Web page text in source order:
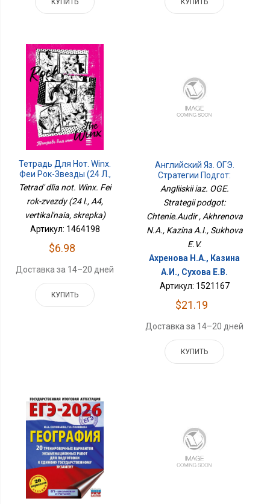
КУПИТЬ
Тетрадь Для Нот. Winx.
Феи Рок-Звезды (24 Л.,
А4, Вертикальная,
Tetrad' dlia not. Winx. Fei
rok-zvezdy (24 l., A4,
vertikal'naia, skrepka)
Артикул: 1464198
$6.98
Доставка за 14–20 дней
КУПИТЬ
Английский Яз. ОГЭ.
Стратегии Подгот:
Чтение.Аудир
Angliiskii iaz. OGE.
Strategii podgot:
Chtenie.Audir , Akhrenova
N.A., Kazina A.I., Sukhova
E.V.
Ахренова Н.А., Казина
А.И., Сухова Е.В.
Артикул: 1521167
$21.19
Доставка за 14–20 дней
КУПИТЬ